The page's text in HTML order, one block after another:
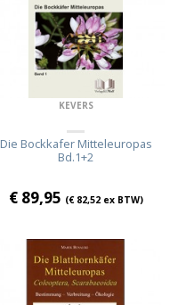
KEVERS
Die Bockkafer Mitteleuropas
Bd.1+2
€89,95 (€82,52ex BTW)